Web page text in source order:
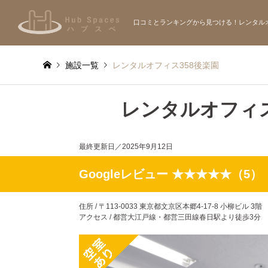
口コミとランキングから見つける！レンタル
施設一覧 レンタルオフィス358後楽園
レンタルオフィ
最終更新日／2025年9月12日
Googleレビュー ★★★★★（5）
住所 / 〒113-0033 東京都文京区本郷4-17-8 小柳ビル 3階
アクセス / 都営大江戸線・都営三田線春日駅より徒歩3